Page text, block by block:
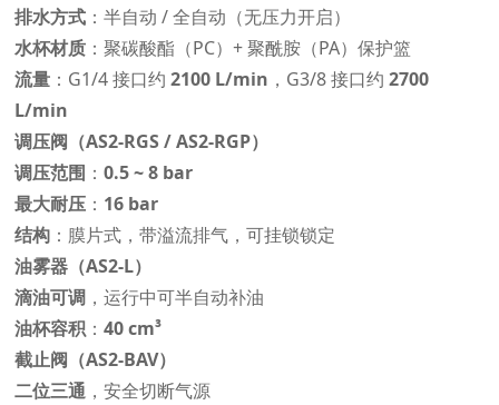
排水方式 ：半自动 / 全自动（无压力开启）
水杯材质 ：聚碳酸酯（PC）+ 聚酰胺（PA）保护篮
流量 ：G1/4 接口约2100 L/min ，G3/8 接口约2700
L/min
调压阀（AS2-RGS / AS2-RGP）
调压范围 ：0.5 ~ 8 bar
最大耐压 ： 16 bar
结构 ：膜片式，带溢流排气，可挂锁锁定
油雾器（AS2-L）
滴油可调 ，运行中可半自动补油
油杯容积：40 cm³
截止阀（AS2-BAV）
二位三通 ，安全切断气源